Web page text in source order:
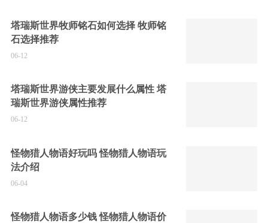
塔瑞斯世界牧师铭石如何选择 牧师铭
石选择推荐
06-12
塔瑞斯世界游侠主要发展什么属性 塔
瑞斯世界游侠属性推荐
06-12
怪物猎人物语好玩吗 怪物猎人物语玩
法介绍
06-04
怪物猎人物语多少钱 怪物猎人物语价